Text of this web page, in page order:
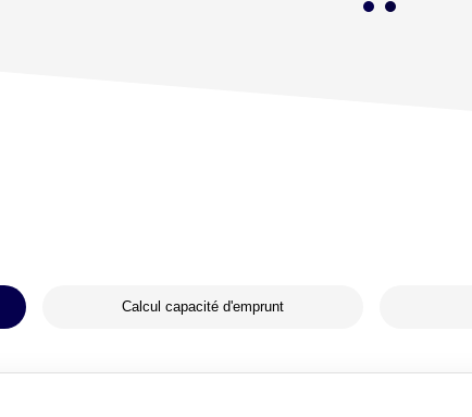
Calcul capacité d'emprunt